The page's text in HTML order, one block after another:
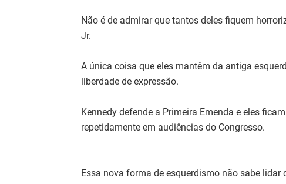
Não é de admirar que tantos deles fiquem
Jr.
A única coisa que eles mantêm da antiga
liberdade de expressão.
Kennedy defende a Primeira Emenda e eles
repetidamente em audiências do Congresso.
Essa nova forma de esquerdismo não sabe